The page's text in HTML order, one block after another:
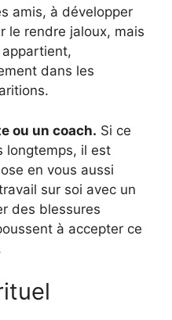
amis, à développer
le rendre jaloux, mais
dans les
ou un coach. Si ce
longtemps, il est
en vous aussi
sur soi avec un
des blessures
à accepter ce